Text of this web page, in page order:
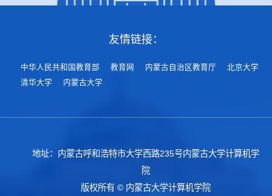
友情链接：
中华人民共和国教育部 教育网 内蒙古自治区教育厅
北京大学
清华大学
内蒙古大学
地址：内蒙古呼和浩特市大学西路235号内蒙古大学计算机学
院
版权所有 © 内蒙古大学计算机学院